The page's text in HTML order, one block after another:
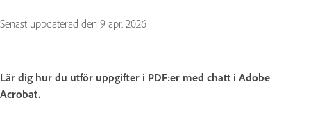
Senast uppdaterad den 9 apr. 2026
Lär dig hur du utför uppgifter i PDF:er med chatt i Adobe
Acrobat.